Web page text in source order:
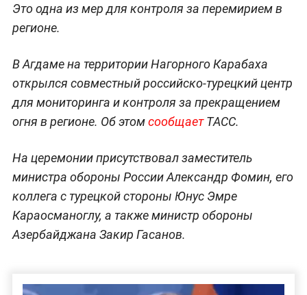
Это одна из мер для контроля за перемирием в
регионе.
В Агдаме на территории Нагорного Карабаха
открылся совместный российско-турецкий центр
для мониторинга и контроля за прекращением
огня в регионе. Об этомсообщаетТАСС.
На церемонии присутствовал заместитель
министра обороны России Александр Фомин, его
коллега с турецкой стороны Юнус Эмре
Караосманоглу, а также министр обороны
Азербайджана Закир Гасанов.